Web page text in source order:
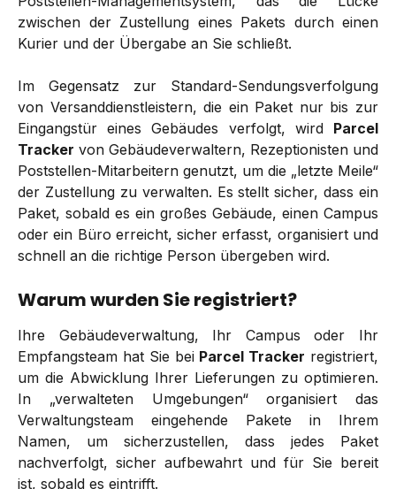
zwischen der Zustellung eines Pakets durch einen
Kurier und der Übergabe an Sie schließt.
Im Gegensatz zur Standard-Sendungsverfolgung
von Versanddienstleistern, die ein Paket nur bis zur
Eingangstür eines Gebäudes verfolgt, wird Parcel
Tracker von Gebäudeverwaltern, Rezeptionisten und
Poststellen-Mitarbeitern genutzt, um die „letzte Meile“
der Zustellung zu verwalten. Es stellt sicher, dass ein
Paket, sobald es ein großes Gebäude, einen Campus
oder ein Büro erreicht, sicher erfasst, organisiert und
schnell an die richtige Person übergeben wird.
Warum wurden Sie registriert?
Ihre Gebäudeverwaltung, Ihr Campus oder Ihr
Empfangsteam hat Sie bei Parcel Tracker registriert,
um die Abwicklung Ihrer Lieferungen zu optimieren.
In „verwalteten Umgebungen“ organisiert das
Verwaltungsteam eingehende Pakete in Ihrem
Namen, um sicherzustellen, dass jedes Paket
nachverfolgt, sicher aufbewahrt und für Sie bereit
ist, sobald es eintrifft.